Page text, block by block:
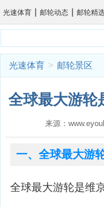
光速体育 | 邮轮动态 | 邮轮精
光速体育 > 邮轮景区
全球最大游轮
来源：
一、全球最大游
全球最大游轮是维